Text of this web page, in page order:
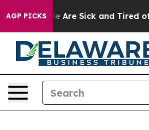
AGP PICKS
“People Are Sick and Tired of